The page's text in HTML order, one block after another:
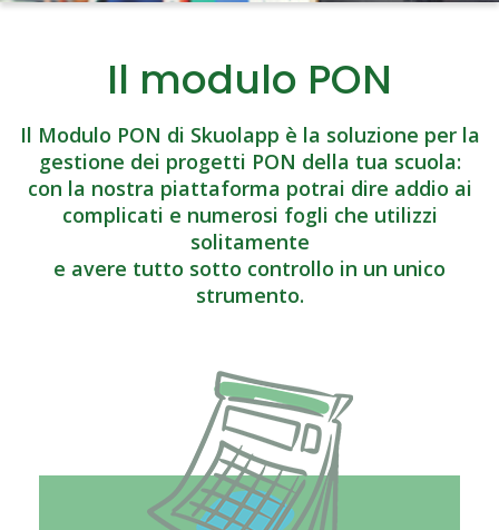
Il modulo PON
Il Modulo PON di Skuolapp è la soluzione per la
gestione dei progetti PON della tua scuola:
con la nostra piattaforma potrai dire addio ai
complicati e numerosi fogli che utilizzi
solitamente
e avere tutto sotto controllo in un unico
strumento.